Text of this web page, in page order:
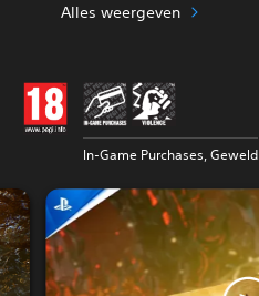
Alles weergeven
In-Game Purchases, Geweld